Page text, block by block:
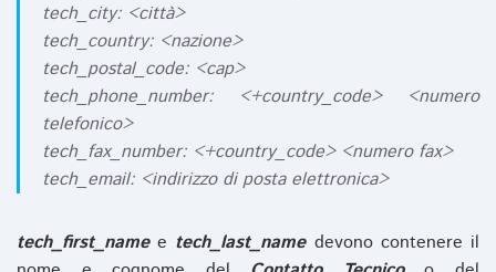
tech_city: <città>
tech_country: <nazione>
tech_postal_code: <cap>
tech_phone_number: <+country_code> <numero
telefonico>
tech_fax_number: <+country_code> <numero fax>
tech_email: <indirizzo di posta elettronica>
tech_first_namee tech_last_namedevono contenere il